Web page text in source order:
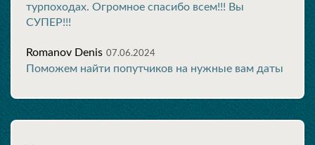
турпоходах. Огромное спасибо всем!!! Вы
СУПЕР!!!
Romanov Denis 07.06.2024
Поможем найти попутчиков на нужные вам даты